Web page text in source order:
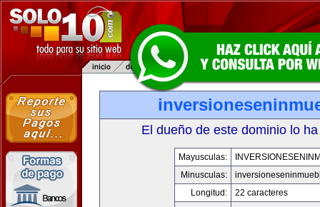
El dueño de este dominio lo
Mayusculas:
Minusculas:
Longitud:
22 caracteres